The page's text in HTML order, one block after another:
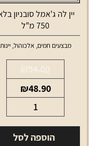
יין לה ג'אמל סובניון
750 מ"ל
מבצעים חמים, אלכוהול,יינות
54.00
המחיר
המקורי
₪54.00.
₪48.90
של
יין
הוספה לסל